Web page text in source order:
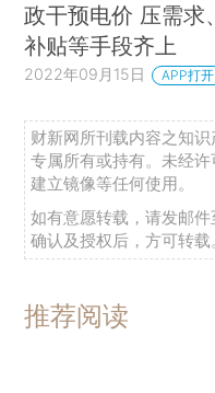
政干预电价 压需求
补贴等手段齐上
2022年09月15日 APP打开
财新网所刊载内容之知
专属所有或持有。未经
建立镜像等任何使用。
如有意愿转载，请发邮件
确认及授权后，方可转载
推荐阅读